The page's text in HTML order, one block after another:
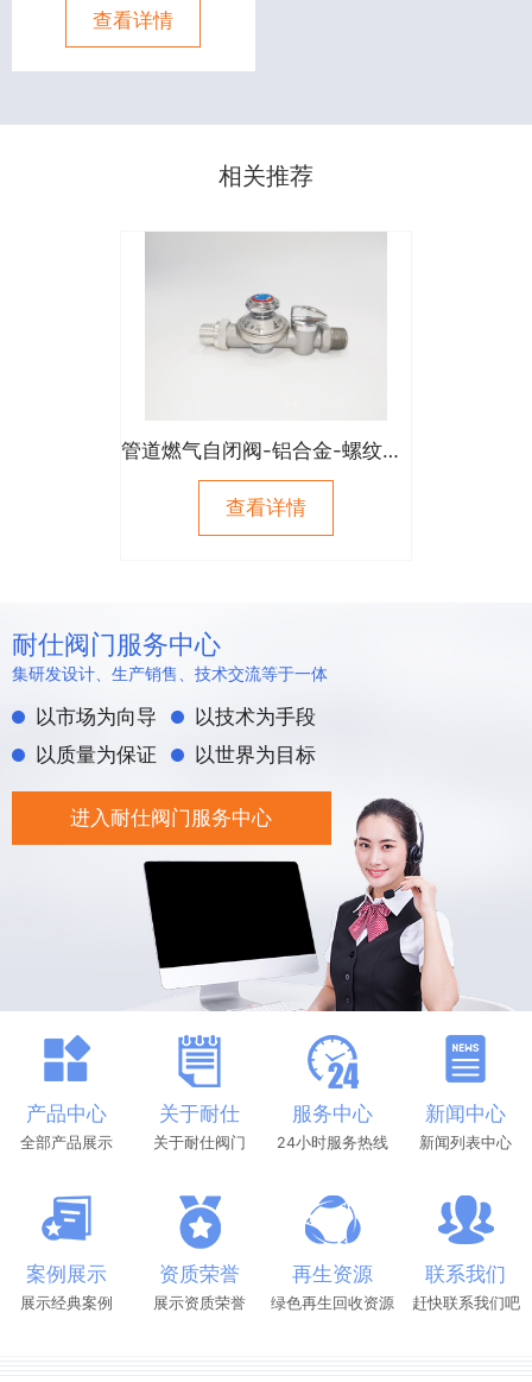
查看详情
相关推荐
管道燃气自闭阀-铝合金-螺纹式（进口外螺纹）
查看详情
耐仕阀门服务中心
集研发设计、生产销售、技术交流等于一体
以市场为向导
以技术为手段
以质量为保证
以世界为目标
进入耐仕阀门服务中心
产品中心
全部产品展示
关于耐仕
关于耐仕阀门
服务中心
24小时服务热线
新闻中心
新闻列表中心
案例展示
展示经典案例
资质荣誉
展示资质荣誉
再生资源
绿色再生回收资源
联系我们
赶快联系我们吧